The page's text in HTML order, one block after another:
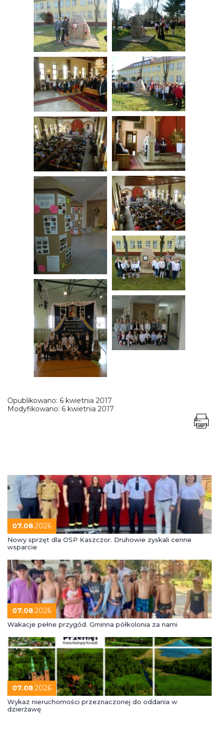
Opublikowano: 6 kwietnia 2017
Modyfikowano: 6 kwietnia 2017
07.08.2026
Nowy sprzęt dla OSP Kaszczor. Druhowie zyskali cenne
wsparcie
07.08.2026
Wakacje pełne przygód. Gminna półkolonia za nami
07.08.2026
Wykaz nieruchomości przeznaczonej do oddania w
dzierżawę